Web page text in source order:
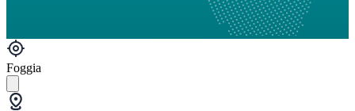
Foggia